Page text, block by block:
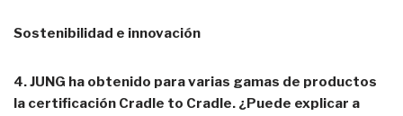
Sostenibilidad e innovación
4. JUNG ha obtenido para varias gamas de productos
la certificación Cradle to Cradle. ¿Puede explicar a